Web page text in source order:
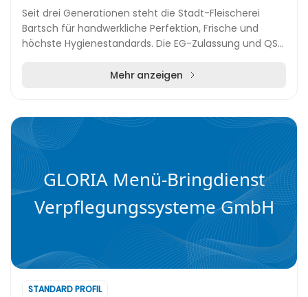
Seit drei Generationen steht die Stadt-Fleischerei
Bartsch für handwerkliche Perfektion, Frische und
höchste Hygienestandards. Die EG-Zulassung und QS-
Mehr anzeigen
GLORIA Menü-Bringdienst
Verpflegungssysteme GmbH
STANDARD PROFIL